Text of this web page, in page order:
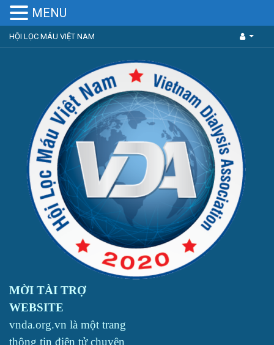
HỘI LỌC MÁU VIỆT NAM
MỜI TÀI TRỢ
WEBSITE
vnda.org.vn là một trang
thông tin điện tử chuyên
MENU